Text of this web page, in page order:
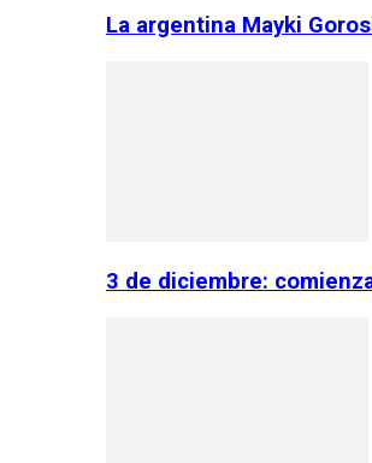
La argentina Mayki
3 de diciembre: